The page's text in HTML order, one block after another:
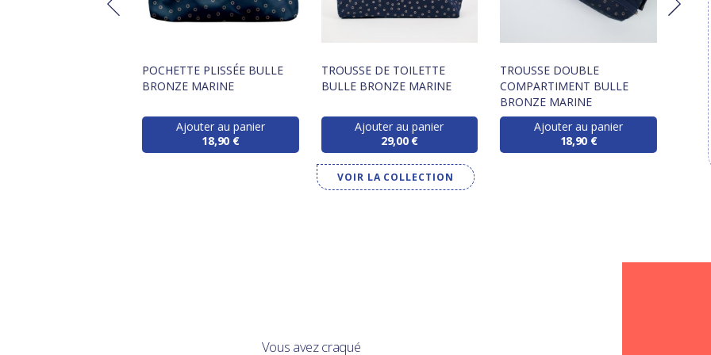
POCHETTE PLISSÉE BULLE
BRONZE MARINE
Ajouter au panier
18,90 €
TROUSSE DE TOILETTE
BULLE BRONZE MARINE
Ajouter au panier
29,00 €
TROUSSE DOUBLE
COMPARTIMENT BULLE
BRONZE MARINE
Ajouter au panier
18,90 €
SAC
VOIR LA COLLECTION
Vous avez craqué